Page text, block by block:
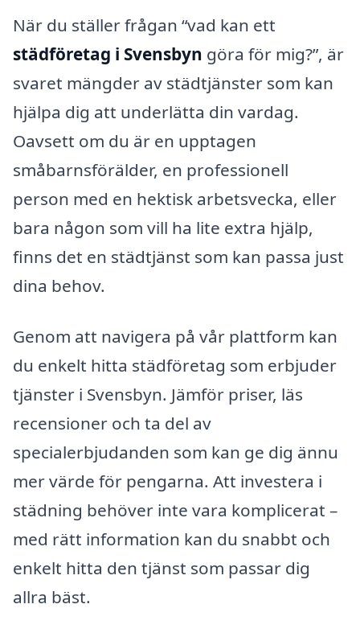
När du ställer frågan “vad kan ett
städföretag i Svensbyn göra för mig?”, är
svaret mängder av städtjänster som kan
hjälpa dig att underlätta din vardag.
Oavsett om du är en upptagen
småbarnsförälder, en professionell
person med en hektisk arbetsvecka, eller
bara någon som vill ha lite extra hjälp,
finns det en städtjänst som kan passa just
dina behov.
Genom att navigera på vår plattform kan
du enkelt hitta städföretag som erbjuder
tjänster i Svensbyn. Jämför priser, läs
recensioner och ta del av
specialerbjudanden som kan ge dig ännu
mer värde för pengarna. Att investera i
städning behöver inte vara komplicerat –
med rätt information kan du snabbt och
enkelt hitta den tjänst som passar dig
allra bäst.